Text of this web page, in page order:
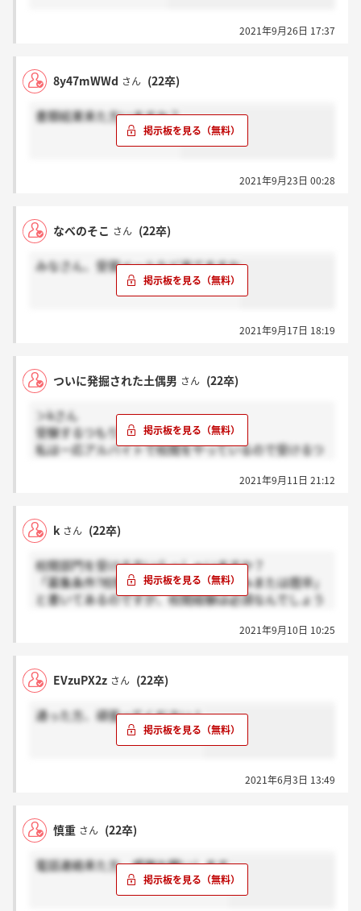
2021年9月26日 17:37
8y47mWWd さん (22卒)
書類結果来た方いますか？
2021年9月23日 00:28
なべのそこ さん (22卒)
みなさん、受領メールなど来てますか
2021年9月17日 18:19
ついに発掘された土偶男 さん (22卒)
＞kさん
受験するつもりです
私は一応アルバイトで校閲をやっているので受けるつ
2021年9月11日 21:12
k さん (22卒)
校閲部門を受ける方いらっしゃいますか？
「募集条件?校閲経験者?22年卒業見込みまたは既卒」
と書いてあるのですが、校閲経験は必須なんでしょう
2021年9月10日 10:25
EVzuPX2z さん (22卒)
通った方、頑張ってください！
2021年6月3日 13:49
慎重 さん (22卒)
電話連絡来た方、感謝お願いします